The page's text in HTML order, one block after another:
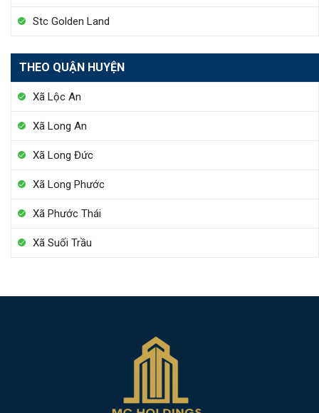
Stc Golden Land
THEO QUẬN HUYỆN
Xã Lộc An
Xã Long An
Xã Long Đức
Xã Long Phước
Xã Phước Thái
Xã Suối Trầu